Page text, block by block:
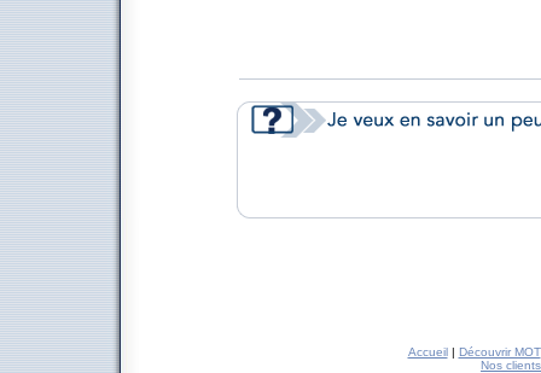
Accueil| Découvrir MOT
Nos clients